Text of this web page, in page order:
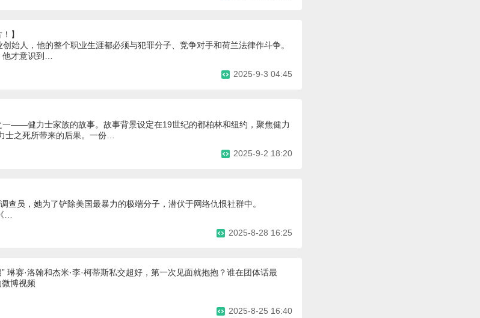
】
始人，他的整个职业生涯都必须与犯罪分子、竞争对手和荷兰法律作斗争。
才意识到…
2025-9-3 04:45
——健力士家族的故事。故事背景设定在19世纪的都柏林和纽约，聚焦健力
士之死所带来的后果。一份…
2025-9-2 18:20
查员，她为了铲除美国最暴力的极端分子，潜伏于网络仇恨社群中。
…
2025-8-28 16:25
琳赛·洛翰和杰米·李·柯蒂斯私交超好，第一次见面就抱抱？谁在团体话最
微博视频
2025-8-25 16:40